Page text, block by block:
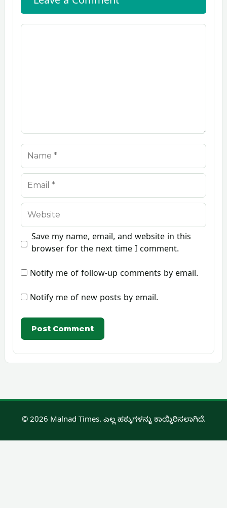
Comment
Name
Email
Website
Save my name, email, and website in this
browser for the next time I comment.
Notify me of follow-up comments by email.
Notify me of new posts by email.
© 2026 Malnad Times. ಎಲ್ಲ ಹಕ್ಕುಗಳನ್ನು ಕಾಯ್ದಿರಿಸಲಾಗಿದೆ.